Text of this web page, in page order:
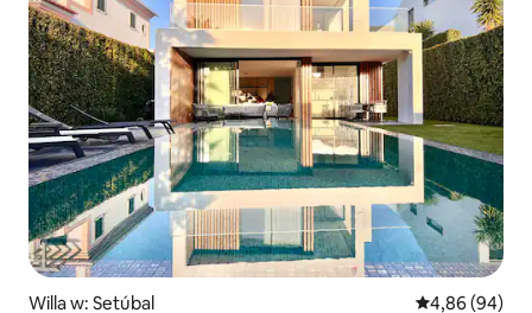
Willa w: Setúbal Średnia
4,86 (94)